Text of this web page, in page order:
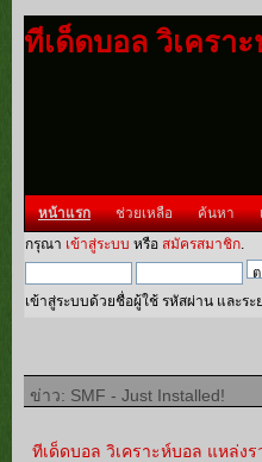
ทีเด็ดบอล วิเครา
หน้าแรก ช่วยเหลือ ค้นหา
กรุณา เข้าสู่ระบบ หรือ สมัครสมาชิก.
เข้าสู่ระบบด้วยชื่อผู้ใช้ รหัสผ่าน และระ
ข่าว: SMF - Just Installed!
ทีเด็ดบอล วิเคราะห์บอล แหล่ง